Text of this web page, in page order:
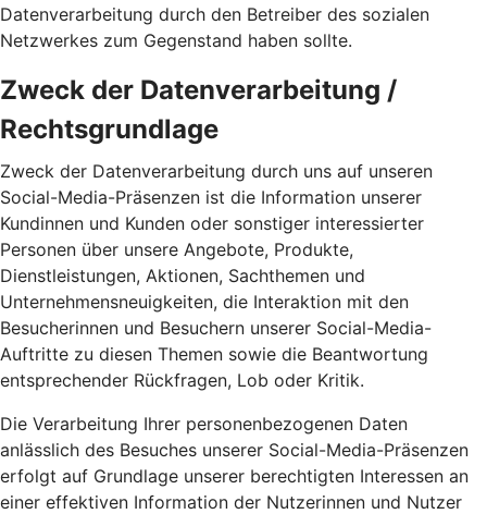
Datenverarbeitung durch den Betreiber des sozialen
Netzwerkes zum Gegenstand haben sollte.
Zweck der Datenverarbeitung /
Rechtsgrundlage
Zweck der Datenverarbeitung durch uns auf unseren
Social-Media-Präsenzen ist die Information unserer
Kundinnen und Kunden oder sonstiger interessierter
Personen über unsere Angebote, Produkte,
Dienstleistungen, Aktionen, Sachthemen und
Unternehmensneuigkeiten, die Interaktion mit den
Besucherinnen und Besuchern unserer Social-Media-
Auftritte zu diesen Themen sowie die Beantwortung
entsprechender Rückfragen, Lob oder Kritik.
Die Verarbeitung Ihrer personenbezogenen Daten
anlässlich des Besuches unserer Social-Media-Präsenzen
erfolgt auf Grundlage unserer berechtigten Interessen an
einer effektiven Information der Nutzerinnen und Nutzer